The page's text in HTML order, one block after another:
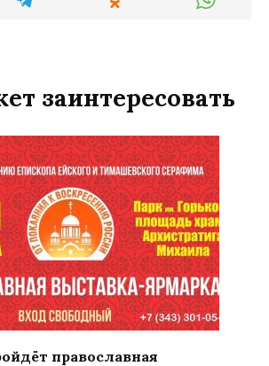
заинтересовать
православная